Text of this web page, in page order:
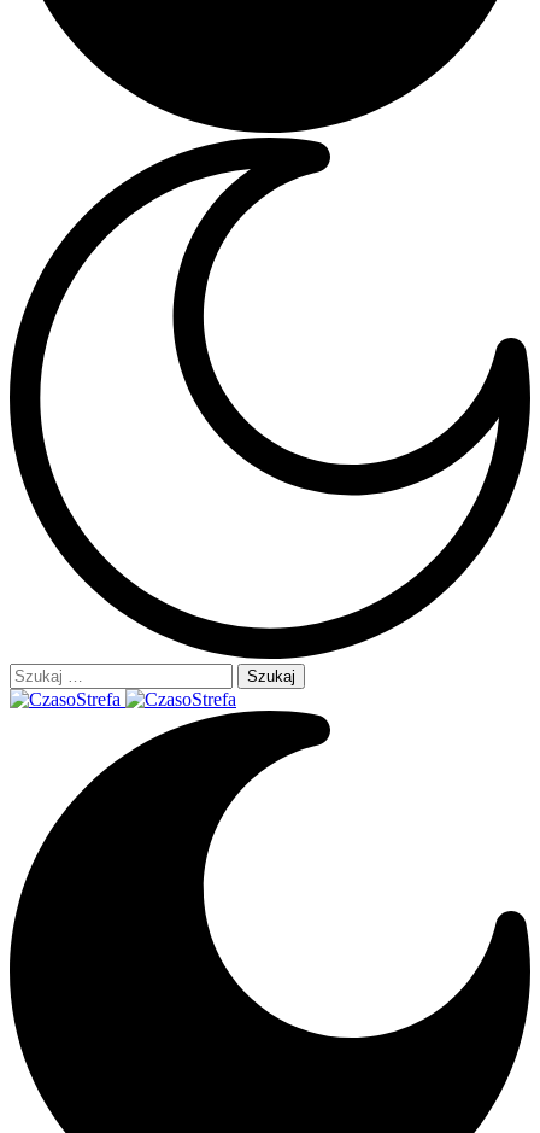
Szukaj: